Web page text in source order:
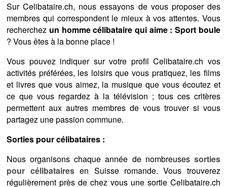
Sur Celibataire.ch, nous essayons de vous proposer des
membres qui correspondent le mieux à vos attentes. Vous
recherchez un homme célibataire qui aime : Sport boule
? Vous êtes à la bonne place !
Vous pouvez indiquer sur votre profil Celibataire.ch vos
activités préférées, les loisirs que vous pratiquez, les films
et livres que vous aimez, la musique que vous écoutez et
ce que vous regardez à la télévision ; tous ces critères
permettent aux autres membres de vous trouver si vous
partagez une passion commune.
Sorties pour célibataires :
Nous organisons chaque année de nombreuses sorties
pour célibatairesen Suisse romande. Vous trouverez
régulièrement près de chez vous une sortie Celibataire.ch